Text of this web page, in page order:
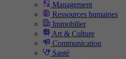
Management
Ressources humaines
Immobilier
Art & Culture
Communication
Santé